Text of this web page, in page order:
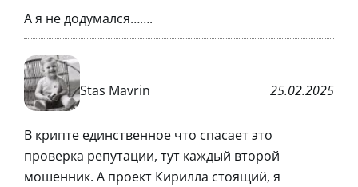
А я не додумался…….
Stas Mavrin 25.02.2025
В крипте единственное что спасает это
проверка репутации, тут каждый второй
мошенник. А проект Кирилла стоящий, я